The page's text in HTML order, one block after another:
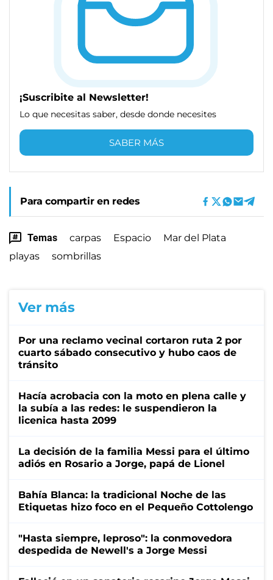
¡Suscribite al Newsletter!
Lo que necesitas saber, desde donde necesites
SABER MÁS
Para compartir en redes
Temas carpas Espacio
Mar del Plata
playas
sombrillas
Ver más
Por una reclamo vecinal cortaron ruta 2 por
cuarto sábado consecutivo y hubo caos de
tránsito
Hacía acrobacia con la moto en plena calle y
la subía a las redes: le suspendieron la
licenica hasta 2099
La decisión de la familia Messi para el último
adiós en Rosario a Jorge, papá de Lionel
Bahía Blanca: la tradicional Noche de las
Etiquetas hizo foco en el Pequeño Cottolengo
"Hasta siempre, leproso": la conmovedora
despedida de Newell's a Jorge Messi